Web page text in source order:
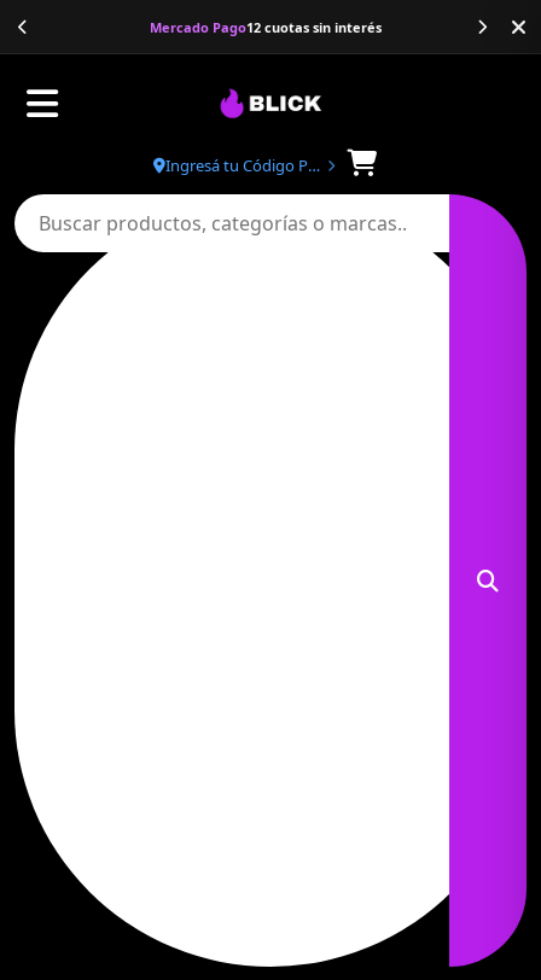
Banco Galicia20% de descuento
Buscar productos
Ingresá tu Código Postal